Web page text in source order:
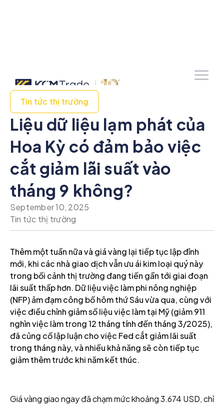
Tin tức thị trường
Liệu dữ liệu lạm phát của
Hoa Kỳ có đảm bảo việc
cắt giảm lãi suất vào
tháng 9 không?
September 10, 2025
Tin tức thị trường
Thêm một tuần nữa và giá vàng lại tiếp tục lập đỉnh
mới, khi các nhà giao dịch vẫn ưu ái kim loại quý này
trong bối cảnh thị trường đang tiến gần tới giai đoạn
lãi suất thấp hơn. Dữ liệu việc làm phi nông nghiệp
(NFP) ảm đạm công bố hôm thứ Sáu vừa qua, cùng với
việc điều chỉnh giảm số liệu việc làm tại Mỹ (giảm 911
nghìn việc làm trong 12 tháng tính đến tháng 3/2025),
đã củng cố lập luận cho việc Fed cắt giảm lãi suất
trong tháng này, và nhiều khả năng sẽ còn tiếp tục
giảm thêm trước khi năm kết thúc.
Giá vàng giao ngay đã chạm mức khoảng 3.674 USD, chỉ